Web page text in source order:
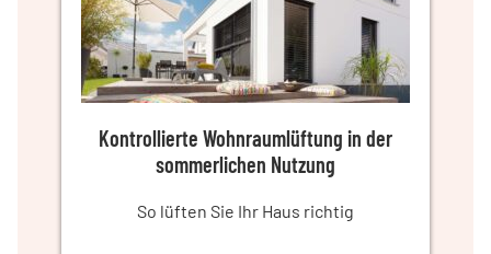
Kontrollierte Wohnraumlüftung in der
sommerlichen Nutzung
So lüften Sie Ihr Haus richtig